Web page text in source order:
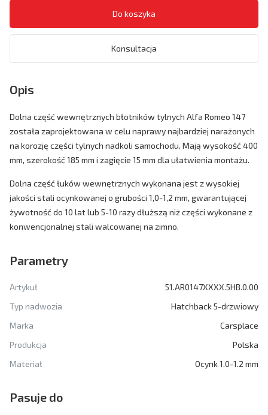
Konsultacja
Opis
Dolna część wewnętrznych błotników tylnych Alfa Romeo 147
została zaprojektowana w celu naprawy najbardziej narażonych
na korozję części tylnych nadkoli samochodu. Mają wysokość 400
mm, szerokość 185 mm i zagięcie 15 mm dla ułatwienia montażu.
Dolna część łuków wewnętrznych wykonana jest z wysokiej
jakości stali ocynkowanej o grubości 1,0-1,2 mm, gwarantującej
żywotność do 10 lat lub 5-10 razy dłuższą niż części wykonane z
konwencjonalnej stali walcowanej na zimno.
Parametry
Artykuł
51.AR0147XXXX.5HB.0.00
Typ nadwozia
Hatchback 5-drzwiowy
Marka
Carsplace
Produkcja
Polska
Materiał
Ocynk 1.0-1.2 mm
Pasuje do